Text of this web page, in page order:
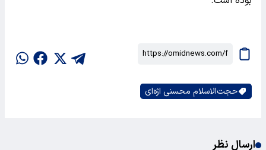
حجت‌الاسلام‌ محسنی اژه‌ای
ارسال نظر